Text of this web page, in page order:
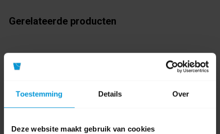
Toestemming Details Over
Deze website maakt gebruik van cookies
Gerelateerde producten